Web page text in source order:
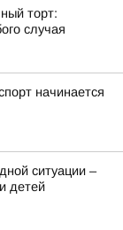
торт:
случая
начинается
ситуации –
детей